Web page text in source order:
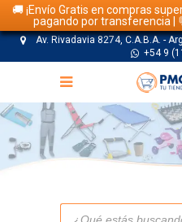
🚚 ¡Envío Gratis en compras
pagando por transferencia |
Av. Rivadavia 8274, C.A.B.A. -
+54 9
Búsqueda